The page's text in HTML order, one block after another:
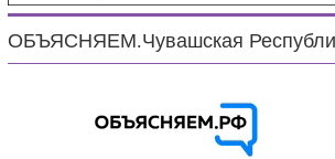
ОБЪЯСНЯЕМ.Чувашская